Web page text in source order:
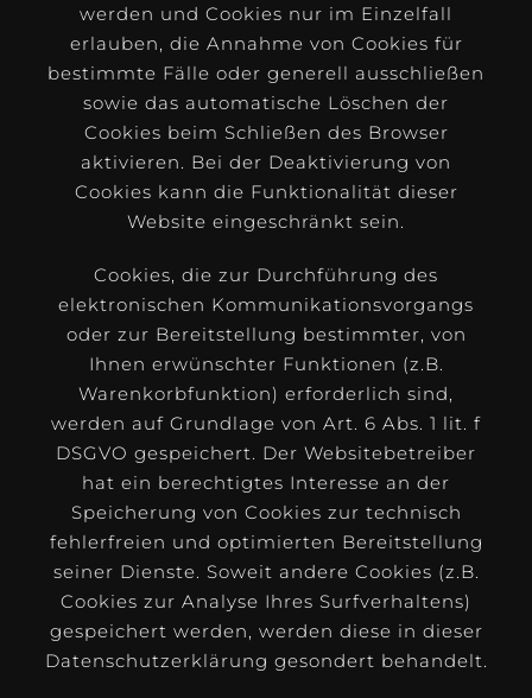
werden und Cookies nur im Einzelfall
erlauben, die Annahme von Cookies für
bestimmte Fälle oder generell ausschließen
sowie das automatische Löschen der
Cookies beim Schließen des Browser
aktivieren. Bei der Deaktivierung von
Cookies kann die Funktionalität dieser
Website eingeschränkt sein.
Cookies, die zur Durchführung des
elektronischen Kommunikationsvorgangs
oder zur Bereitstellung bestimmter, von
Ihnen erwünschter Funktionen (z.B.
Warenkorbfunktion) erforderlich sind,
werden auf Grundlage von Art. 6 Abs. 1 lit. f
DSGVO gespeichert. Der Websitebetreiber
hat ein berechtigtes Interesse an der
Speicherung von Cookies zur technisch
fehlerfreien und optimierten Bereitstellung
seiner Dienste. Soweit andere Cookies (z.B.
Cookies zur Analyse Ihres Surfverhaltens)
gespeichert werden, werden diese in dieser
Datenschutzerklärung gesondert behandelt.